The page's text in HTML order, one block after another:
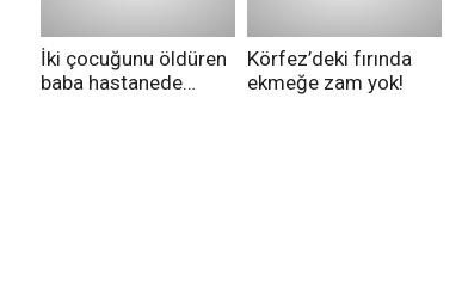
İki çocuğunu öldüren
baba hastanede
Körfez’deki fırında
ekmeğe zam yok!